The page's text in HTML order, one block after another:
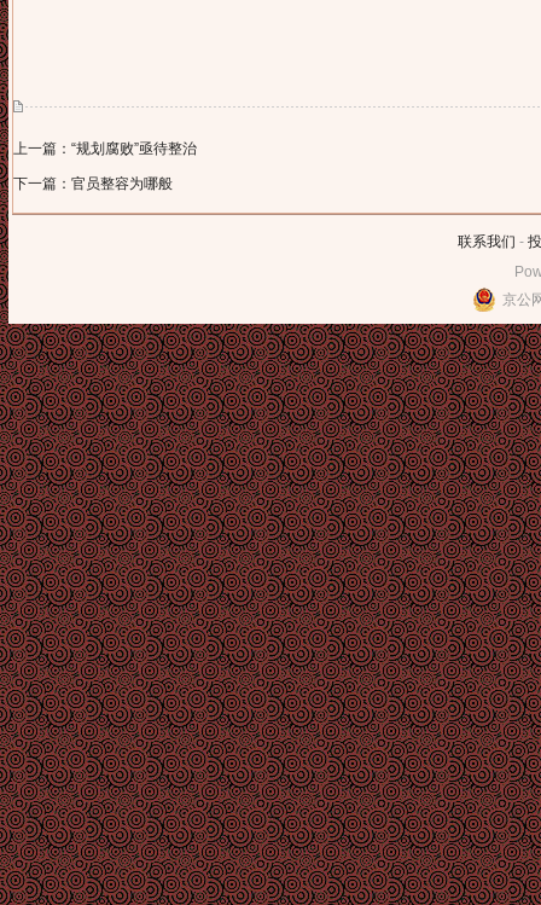
上一篇：“规划腐败”亟待整治
下一篇：官员整容为哪般
联系我们 -
京公